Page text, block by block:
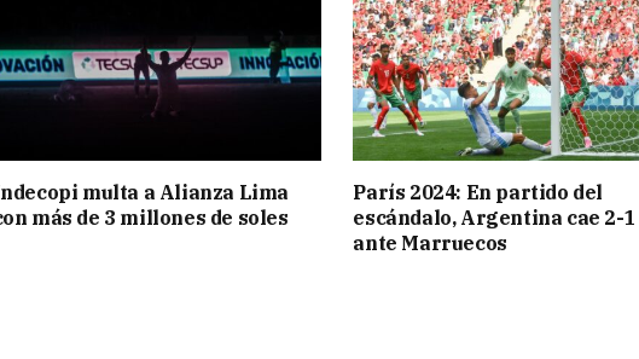
multa a Alianza Lima
más de 3 millones de soles
París 2024: En partido del
escándalo, Argentina cae 2-1
ante Marruecos